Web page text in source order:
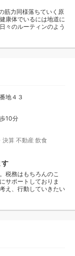
筋力同様落ちていく原
康体でいるには地道に
々のルーティンのよう
地４３
10分
決算 不動産 飲食
す
税務はもちろんのこ
サポートしておりま
え、行動していきたい